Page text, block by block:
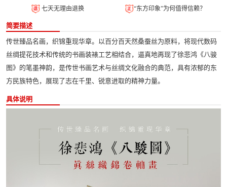
七天无理由退换 “东方印象”为何值得信赖？
简要描述
传世臻品名画，织锦重现华章。以百分百天然桑蚕丝为原料，将现代数码
丝绸提花技术和传统的书画装裱工艺相结合，逼真地再现了徐悲鸿《八骏
图》的笔墨神韵，是传世书画艺术与丝绸文化融合的典范，具有浓郁的东
方民族特色，展现了志在千里、锐意进取的精神力量。
具体说明